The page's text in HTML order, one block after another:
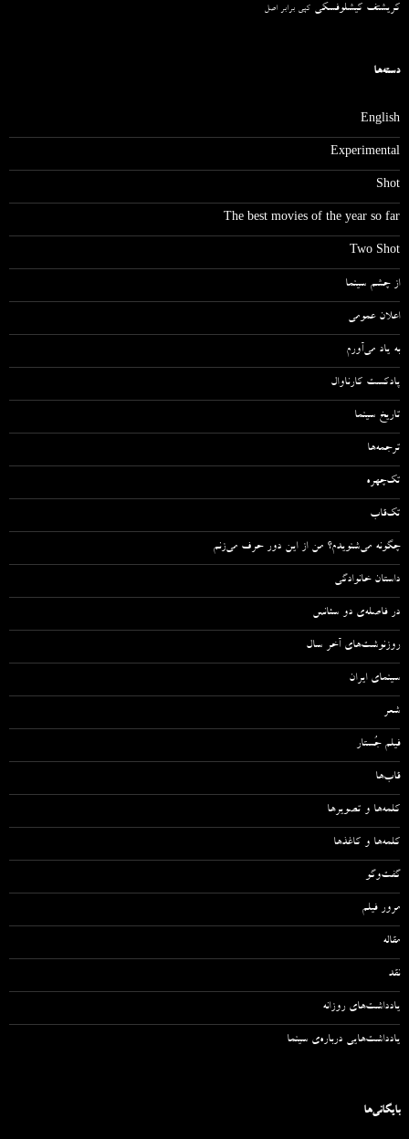
کریشتف کیشلوفسکی کپی برابر اصل
دسته‌ها
English
Experimental
Shot
The best movies of the year so far
Two Shot
از چشم سینما
اعلان عمومی
به یاد می‌آورم
پادکست کارناوال
تاریخ سینما
ترجمه‌ها
تک‌چهره
تک‌قاب
چگونه می‌شنویدم؟ من از این دور حرف می‌زنم
داستان خانوادگی
در فاصله‌ی دو سئانس
روزنوشت‌های آخر سال
سینمای ایران
شعر
فیلم جُستار
قاب‌ها
کلمه‌ها و تصویرها
کلمه‌ها و کاغذها
گفت‌وگو
مرور فیلم
مقاله‌
نقد
یادداشت‌های روزانه
یادداشت‌هایی درباره‌ی سینما
بایگانی‌ها